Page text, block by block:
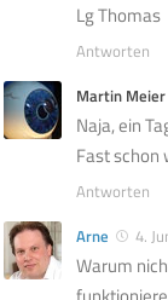
Lg Thomas
Antworten
Martin Meier
Naja, ein
Fast schon
Antworten
Arne
4.
Warum